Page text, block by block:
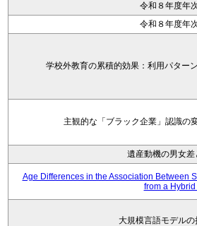
令和８年度年
令和８年度年
学校外教育の累積的効果：利用パター
主観的な「ブラック企業」認識の
遺産動機の男女
Age Differences in the Association Between
from a
大規模言語モデル